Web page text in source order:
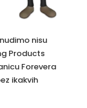
nisu
Products
Forevera
ikakvih